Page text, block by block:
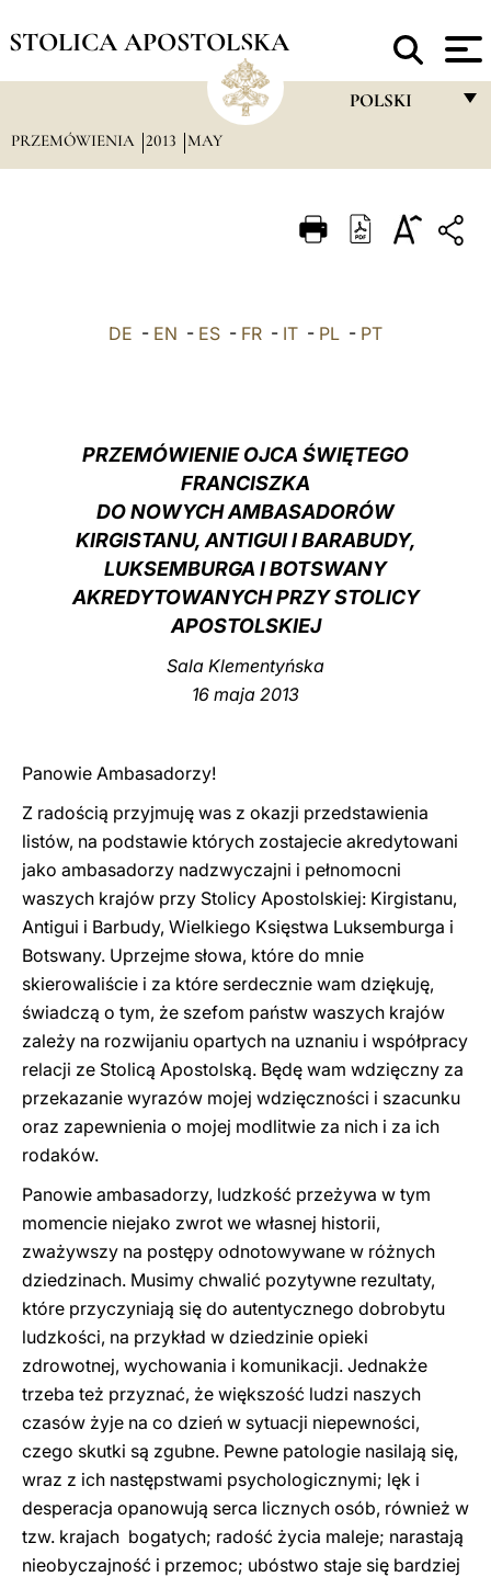
STOLICA APOSTOLSKA
POLSKI
ITALIANO
العربيّة
LATINE
PRZEMÓWIENIA 2013 MAY
DE - EN - ES - FR - IT - PL - PT
PRZEMÓWIENIE OJCA ŚWIĘTEGO
FRANCISZKA
DO NOWYCH AMBASADORÓW
KIRGISTANU, ANTIGUI I BARABUDY,
LUKSEMBURGA I BOTSWANY
AKREDYTOWANYCH PRZY STOLICY
APOSTOLSKIEJ
Sala Klementyńska
16 maja 2013
Panowie Ambasadorzy!
Z radością przyjmuję was z okazji przedstawienia
listów, na podstawie których zostajecie akredytowani
jako ambasadorzy nadzwyczajni i pełnomocni
waszych krajów przy Stolicy Apostolskiej: Kirgistanu,
Antigui i Barbudy, Wielkiego Księstwa Luksemburga i
Botswany. Uprzejme słowa, które do mnie
skierowaliście i za które serdecznie wam dziękuję,
świadczą o tym, że szefom państw waszych krajów
zależy na rozwijaniu opartych na uznaniu i współpracy
relacji ze Stolicą Apostolską. Będę wam wdzięczny za
przekazanie wyrazów mojej wdzięczności i szacunku
oraz zapewnienia o mojej modlitwie za nich i za ich
rodaków.
Panowie ambasadorzy, ludzkość przeżywa w tym
momencie niejako zwrot we własnej historii,
zważywszy na postępy odnotowywane w różnych
dziedzinach. Musimy chwalić pozytywne rezultaty,
które przyczyniają się do autentycznego dobrobytu
ludzkości, na przykład w dziedzinie opieki
zdrowotnej, wychowania i komunikacji. Jednakże
trzeba też przyznać, że większość ludzi naszych
czasów żyje na co dzień w sytuacji niepewności,
czego skutki są zgubne. Pewne patologie nasilają się,
wraz z ich następstwami psychologicznymi; lęk i
desperacja opanowują serca licznych osób, również w
tzw. krajach bogatych; radość życia maleje; narastają
nieobyczajność i przemoc; ubóstwo staje się bardziej